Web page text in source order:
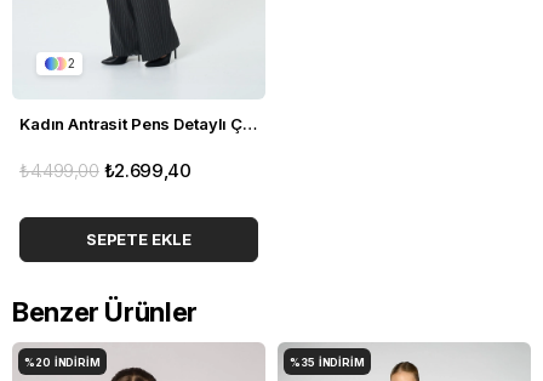
2
Kadın Antrasit Pens Detaylı Çizgili Blazer
₺2.699,40
₺4.499,00
SEPETE EKLE
Benzer Ürünler
%20 İNDIRIM %35 İNDIRIM